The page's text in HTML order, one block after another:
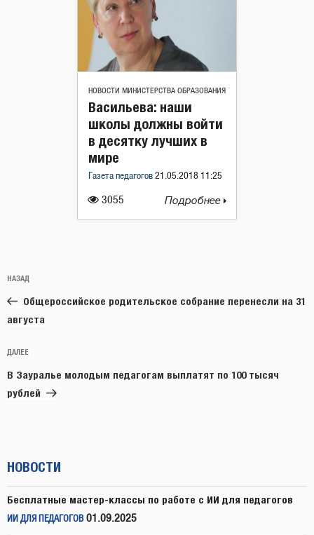
НОВОСТИ МИНИСТЕРСТВА ОБРАЗОВАНИЯ
3055
Васильева: наши
школы должны войти
в десятку лучших в
мире
Газета педагогов 21.05.2018 11:25
Подробнее
по
записям
Предыдущая
запись:
НАЗАД
Общероссийское родительское собрание перенесли на 31
августа
Следующая
запись
ДАЛЕЕ
В Зауралье молодым педагогам выплатят по 100 тысяч
рублей
НОВОСТИ
Бесплатные мастер-классы по работе с ИИ для педагогов
ИИ ДЛЯ ПЕДАГОГОВ 01.09.2025